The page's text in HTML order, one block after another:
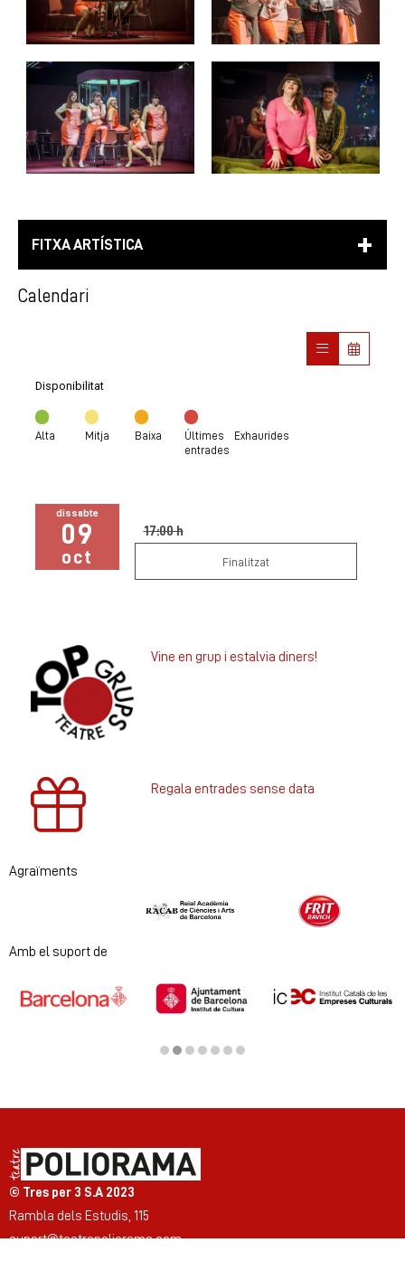
FITXA ARTÍSTICA
Calendari
Disponibilitat
Alta Mitja Baixa
Últimes
entrades
Exhaurides
dissabte
09
oct
17:00 h
Finalitzat
Vine en grup i estalvia diners!
Regala entrades sense data
Agraïments
Diapositiva 1 de 2
Amb el suport de
© Tres per 3 S.A 2023
Rambla dels Estudis, 115
suport@teatrepoliorama.com